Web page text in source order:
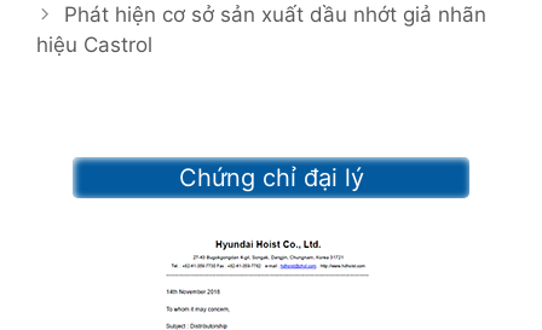
e
g
e
s
s
t
Phát hiện cơ sở sản xuất dầu nhớt giả nhãn
hiệu Castrol
Chứng chỉ đại lý